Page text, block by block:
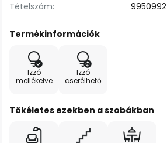
Tételszám:
9950992
Termékinformációk
Izzó
mellékelve
Izzó
cserélhető
Tökéletes ezekben a szobákban